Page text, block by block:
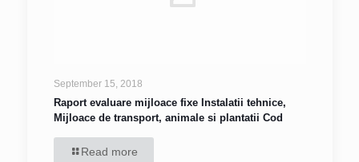
September 15, 2018
Raport evaluare mijloace fixe Instalatii tehnice,
Mijloace de transport, animale si plantatii Cod
Read more